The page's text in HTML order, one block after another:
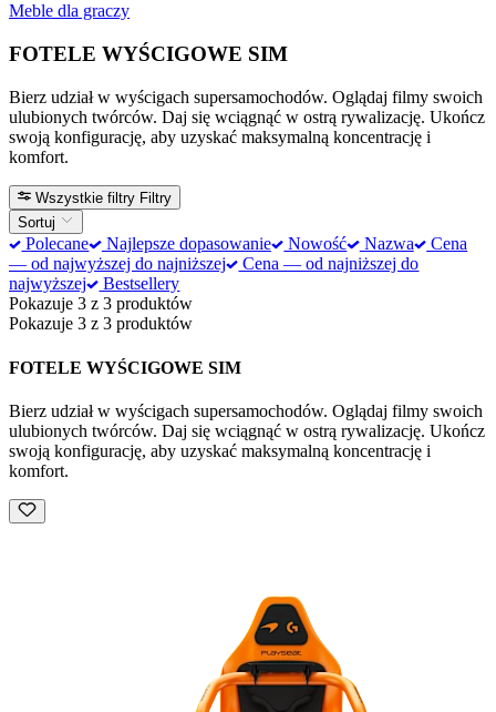
Meble dla graczy
FOTELE WYŚCIGOWE SIM
Bierz udział w wyścigach supersamochodów. Oglądaj filmy swoich
ulubionych twórców. Daj się wciągnąć w ostrą rywalizację. Ukończ
swoją konfigurację, aby uzyskać maksymalną koncentrację i
komfort.
Wszystkie filtry Filtry
Sortuj
Polecane Najlepsze dopasowanie Nowość Nazwa
Cena
— od najwyższej do najniższej
Cena — od najniższej do
najwyższej
Bestsellery
Pokazuje 3 z 3 produktów
Pokazuje 3 z 3 produktów
FOTELE WYŚCIGOWE SIM
Bierz udział w wyścigach supersamochodów. Oglądaj filmy swoich
ulubionych twórców. Daj się wciągnąć w ostrą rywalizację. Ukończ
swoją konfigurację, aby uzyskać maksymalną koncentrację i
komfort.